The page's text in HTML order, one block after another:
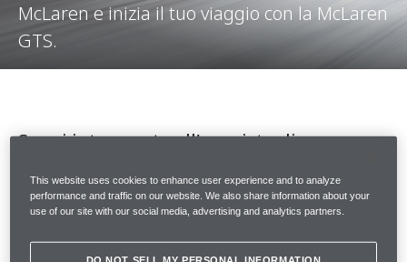
McLaren e inizia il tuo viaggio con la McLaren
GTS.
Se sei interessato all'acquisto di una
Si prega di notare che tutti i campi sono obbligatori.
Su di te
This website uses cookies to enhance user experience and to analyze
performance and traffic on our website. We also share information about your
use of our site with our social media, advertising and analytics partners.
DO NOT SELL MY PERSONAL INFORMATION